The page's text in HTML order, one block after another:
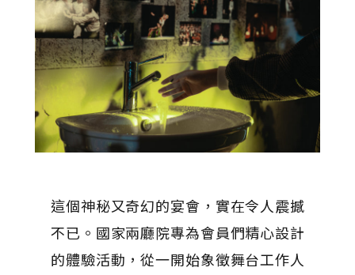
這個神秘又奇幻的宴會，實在令人震撼
不已。國家兩廳院專為會員們精心設計
的體驗活動，從一開始象徵舞台工作人